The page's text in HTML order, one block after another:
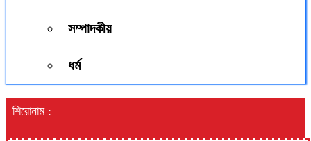
সম্পাদকীয়
ধর্ম
শিরোনাম :